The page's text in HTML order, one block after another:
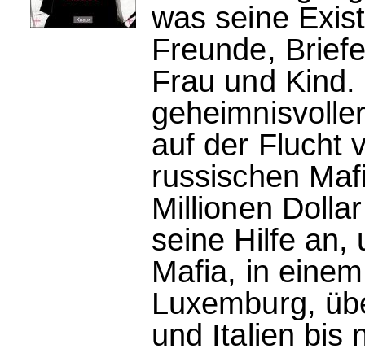
was seine
Freunde,
Frau und
auf der Flucht
russischen
Millionen
seine Hilfe an,
Mafia, in
Luxemburg,
und Italien bis